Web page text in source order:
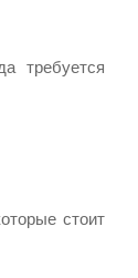
требуется
стоит